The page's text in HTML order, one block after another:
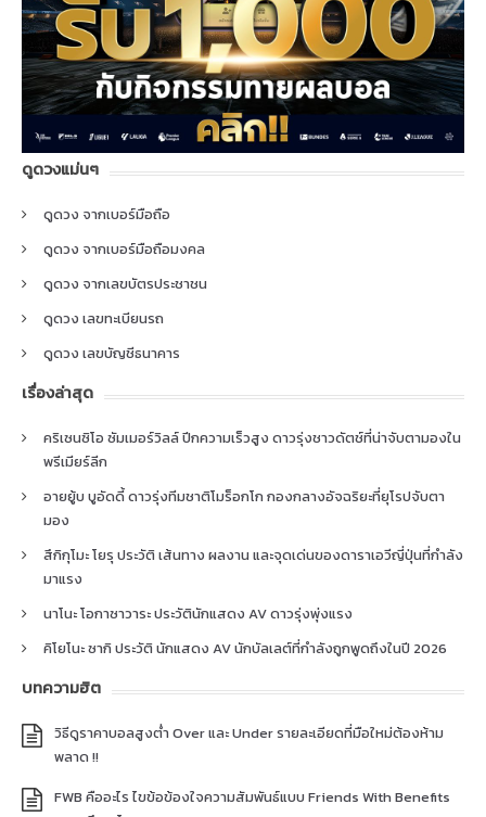
ดูดวงแม่นๆ
ดูดวง จากเบอร์มือถือ
ดูดวง จากเบอร์มือถือมงคล
ดูดวง จากเลขบัตรประชาชน
ดูดวง เลขทะเบียนรถ
ดูดวง เลขบัญชีธนาคาร
เรื่องล่าสุด
คริเซนซิโอ ซัมเมอร์วิลล์ ปีกความเร็วสูง ดาวรุ่งชาวดัตช์ที่น่าจับตามองใน
พรีเมียร์ลีก
อายยู้บ บูอัดดี้ ดาวรุ่งทีมชาติโมร็อกโก กองกลางอัจฉริยะที่ยุโรปจับตา
มอง
สึกิกุโมะ โยรุ ประวัติ เส้นทาง ผลงาน และจุดเด่นของดาราเอวีญี่ปุ่นที่กำลัง
มาแรง
นาโนะ โอกาซาวาระ ประวัตินักแสดง AV ดาวรุ่งพุ่งแรง
คิโยโนะ ซากิ ประวัติ นักแสดง AV นักบัลเลต์ที่กำลังถูกพูดถึงในปี 2026
บทความฮิต
วิธีดูราคาบอลสูงต่ำ Over และ Under รายละเอียดที่มือใหม่ต้องห้าม
พลาด !!
FWB คืออะไร ไขข้อข้องใจความสัมพันธ์แบบ Friends With Benefits